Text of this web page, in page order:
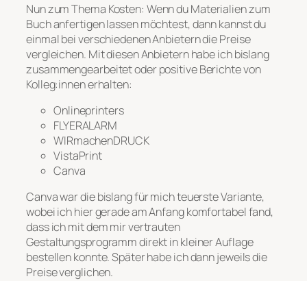
Nun zum Thema Kosten: Wenn du Materialien zum
Buch anfertigen lassen möchtest, dann kannst du
einmal bei verschiedenen Anbietern die Preise
vergleichen. Mit diesen Anbietern habe ich bislang
zusammengearbeitet oder positive Berichte von
Kolleg:innen erhalten:
Onlineprinters
FLYERALARM
WIRmachenDRUCK
VistaPrint
Canva
Canva war die bislang für mich teuerste Variante,
wobei ich hier gerade am Anfang komfortabel fand,
dass ich mit dem mir vertrauten
Gestaltungsprogramm direkt in kleiner Auflage
bestellen konnte. Später habe ich dann jeweils die
Preise verglichen.